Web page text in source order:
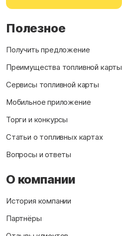
Полезное
Получить предложение
Преимущества топливной карты
Сервисы топливной карты
Мобильное приложение
Торги и конкурсы
Статьи о топливных картах
Вопросы и ответы
О компании
История компании
Партнёры